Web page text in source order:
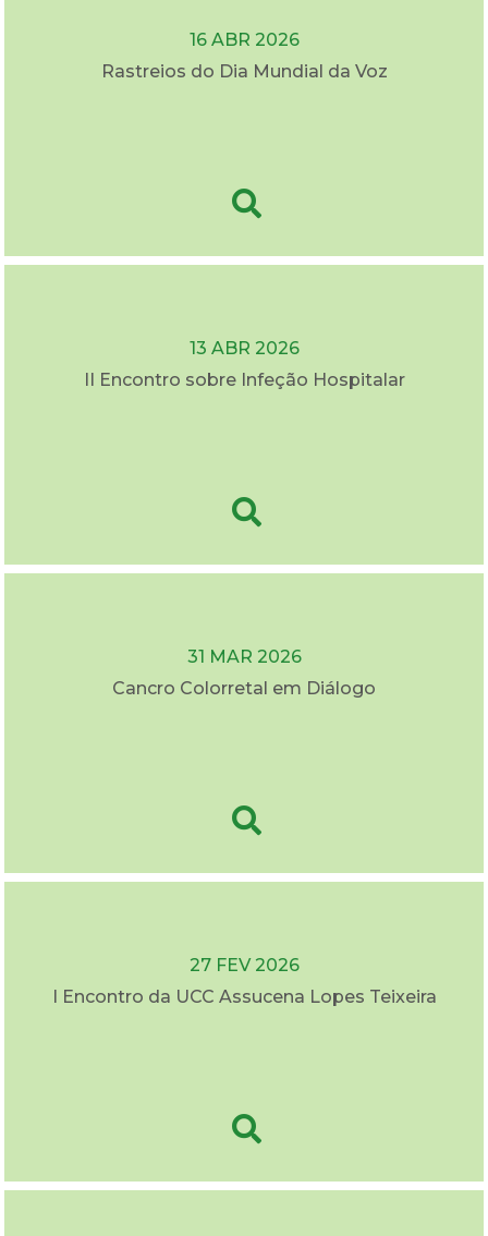
16 ABR 2026
Rastreios do Dia Mundial da Voz
13 ABR 2026
II Encontro sobre Infeção Hospitalar
31 MAR 2026
Cancro Colorretal em Diálogo
27 FEV 2026
I Encontro da UCC Assucena Lopes Teixeira